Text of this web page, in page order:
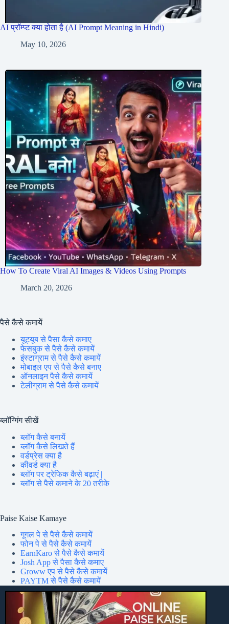
AI प्रॉम्प्ट क्या होता है (AI Prompt Meaning in Hindi)
May 10, 2026
How To Create Viral AI Images & Videos Using Prompts
March 20, 2026
पैसे कैसे कमायें
यूट्यूब से पैसा कैसे कमाए
फेसबुक से पैसे कैसे कमायें
इंस्टाग्राम से पैसे कैसे कमायें
मोबाइल एप से पैसे कैसे बनाए
ऑनलाइन पैसे कैसे कमायें
टेलीग्राम से पैसे कैसे कमायें
ब्लॉग्गिंग सीखें
ब्लॉग कैसे बनायें
ब्लॉग कैसे लिखते हैं
वर्डप्रेस क्या है
कीवर्ड क्या है
ब्लॉग पर ट्रेफिक कैसे बढ़ाएं |
ब्लॉग से पैसे कमाने के 20 तरीके
Paise Kaise Kamaye
गूगल पे से पैसे कैसे कमायें
फोन पे से पैसे कैसे कमायें
EarnKaro से पैसे कैसे कमायें
Josh App से पैसा कैसे कमाए
Groww एप से पैसे कैसे कमायें
PAYTM से पैसे कैसे कमायें